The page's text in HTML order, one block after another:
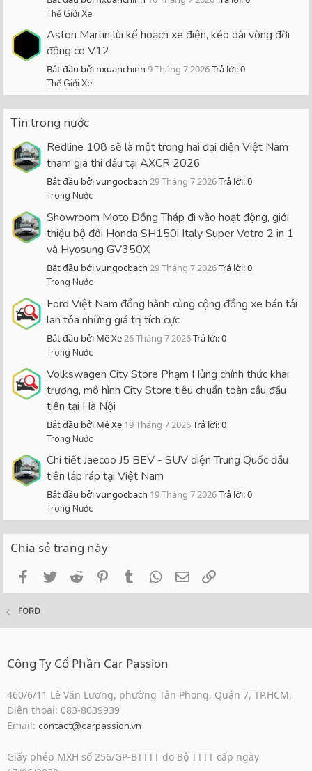
Thế Giới Xe
Aston Martin lùi kế hoạch xe điện, kéo dài vòng đời
động cơ V12
Bắt đầu bởi nxuanchinh 9 Tháng 7 2026Trả lời: 0
Thế Giới Xe
Tin trong nước
Redline 108 sẽ là một trong hai đại diện Việt Nam
tham gia thi đấu tại AXCR 2026
Bắt đầu bởi vungocbach 29 Tháng 7 2026Trả lời: 0
Trong Nước
Showroom Moto Đồng Tháp đi vào hoạt động, giới
thiệu bộ đôi Honda SH150i Italy Super Vetro 2 in 1
và Hyosung GV350X
Bắt đầu bởi vungocbach 29 Tháng 7 2026Trả lời: 0
Trong Nước
Ford Việt Nam đồng hành cùng cộng đồng xe bán tải
lan tỏa những giá trị tích cực
Bắt đầu bởi Mê Xe26 Tháng 7 2026Trả lời: 0
Trong Nước
Volkswagen City Store Phạm Hùng chính thức khai
trương, mô hình City Store tiêu chuẩn toàn cầu đầu
tiên tại Hà Nội
Bắt đầu bởi Mê Xe 19 Tháng 7 2026Trả lời: 0
Trong Nước
Chi tiết Jaecoo J5 BEV - SUV điện Trung Quốc đầu
tiên lắp ráp tại Việt Nam
Bắt đầu bởi vungocbach 19 Tháng 7 2026Trả lời: 0
Trong Nước
Chia sẻ trang này
FacebookTwitterReddit PinterestTumblrWhatsApp
Email
FORD
Công Ty Cổ Phần Car Passion
460/6/11 Lê Văn Lương, phường Tân Phong, Quận 7, TP.HCM,
Điện thoại: 083-8039939
Email: contact@carpassion.vn
Giấy phép MXH số 256/GP-BTTTT do Bộ TTTT cấp ngày